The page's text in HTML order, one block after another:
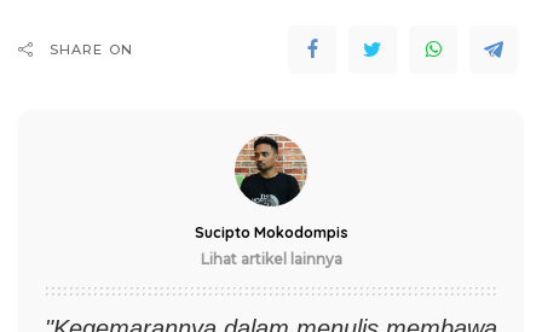
SHARE ON
Sucipto Mokodompis
Lihat artikel lainnya